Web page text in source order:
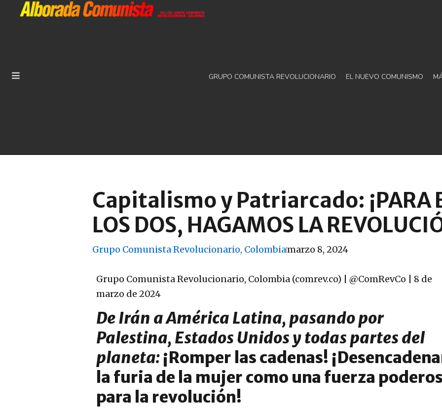
GRUPO COMUNISTA REVOLUCIONARIO EL NUEVO COMUNISMO
Capitalismo y Patriarcado: ¡PARA
LOS DOS, HAGAMOS LA
Grupo Comunista Revolucionario, Colombiamarzo 8, 2024
Grupo Comunista Revolucionario, Colombia (comrev.co) | @ComRevCo | 8 de
marzo de 2024
De Irán a América Latina, pasando por
Palestina, Estados Unidos y todas partes del
planeta: ¡Romper las cadenas!
la furia de la mujer como una fuerza
para la revolución!